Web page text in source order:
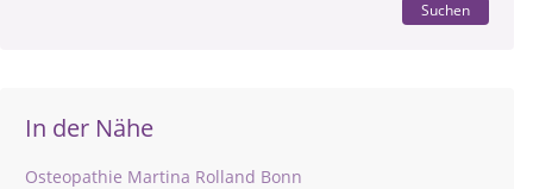
Suchen
In der Nähe
Osteopathie Martina Rolland Bonn